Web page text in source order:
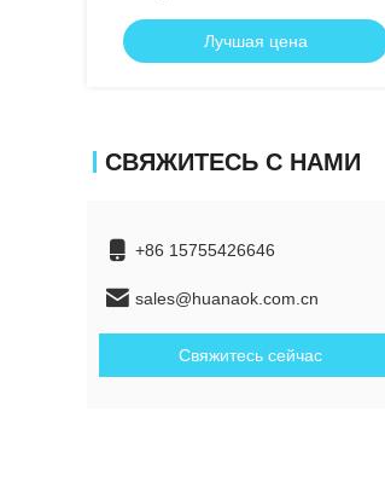
Лучшая цена
СВЯЖИТЕСЬ С НАМИ
+86 15755426646
sales@huanaok.com.cn
Свяжитесь сейчас